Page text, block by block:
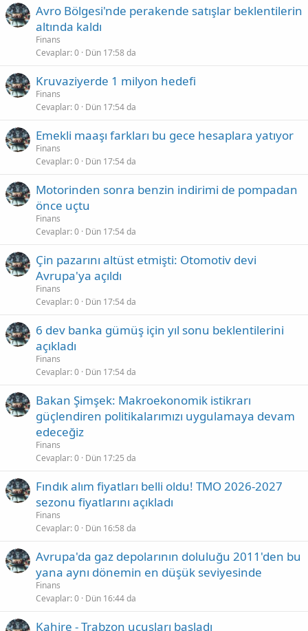
Avro Bölgesi'nde perakende satışlar beklentilerin
altında kaldı
Finans
Cevaplar 0 Dün 17:58 da
Kruvaziyerde 1 milyon hedefi
Finans
Cevaplar 0 Dün 17:54 da
Emekli maaşı farkları bu gece hesaplara yatıyor
Finans
Cevaplar 0 Dün 17:54 da
Motorinden sonra benzin indirimi de pompadan
önce uçtu
Finans
Cevaplar 0 Dün 17:54 da
Çin pazarını altüst etmişti: Otomotiv devi
Avrupa'ya açıldı
Finans
Cevaplar 0 Dün 17:54 da
6 dev banka gümüş için yıl sonu beklentilerini
açıkladı
Finans
Cevaplar 0 Dün 17:54 da
Bakan Şimşek: Makroekonomik istikrarı
güçlendiren politikalarımızı uygulamaya devam
edeceğiz
Finans
Cevaplar 0 Dün 17:25 da
Fındık alım fiyatları belli oldu! TMO 2026-2027
sezonu fiyatlarını açıkladı
Finans
Cevaplar 0 Dün 16:58 da
Avrupa'da gaz depolarının doluluğu 2011'den bu
yana aynı dönemin en düşük seviyesinde
Finans
Cevaplar 0 Dün 16:44 da
Kahire - Trabzon uçuşları başladı